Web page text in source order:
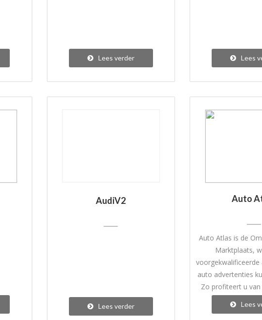
Lees verder Lees
AudiV2
Lees verder
Auto
Auto Atlas is de
Marktplaats,
auto advertenties
Zo profiteert u
leads. Die
lidmaatschap.
Lees